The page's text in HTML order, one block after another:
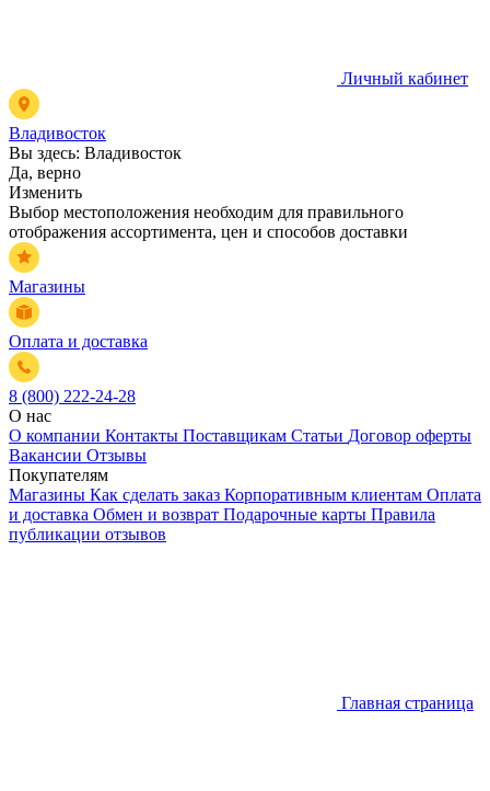
Личный кабинет
Владивосток
Вы здесь: Владивосток
Да, верно
Изменить
Выбор местоположения необходим для правильного
отображения ассортимента, цен и способов доставки
Магазины
Оплата и доставка
8 (800) 222-24-28
О нас
О компании Контакты Поставщикам Статьи Договор оферты
Вакансии Отзывы
Покупателям
Магазины Как сделать заказ Корпоративным клиентам Оплата
и доставка Обмен и возврат Подарочные карты Правила
публикации отзывов
Главная страница